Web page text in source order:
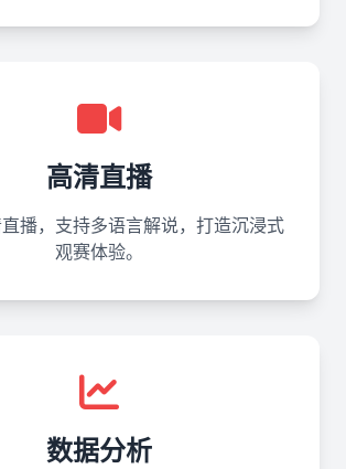
高清直播
播，支持多语言解说，打造沉浸式
观赛体验。
数据分析